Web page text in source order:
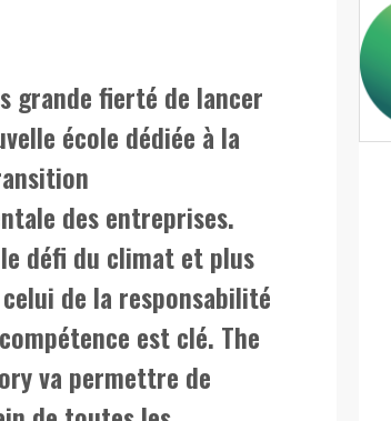
grande fierté de lancer
école dédiée à la
des entreprises.
défi du climat et plus
de la responsabilité
est clé. The
va permettre de